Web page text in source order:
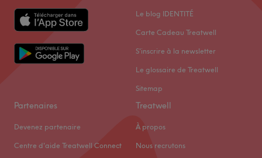
Le blog IDENTITÉ
Carte Cadeau Treatwell
S'inscrire à la newsletter
Le glossaire de Treatwell
Sitemap
Partenaires
Devenez partenaire
Centre d'aide Treatwell Connect
Treatwell
À propos
Nous recrutons